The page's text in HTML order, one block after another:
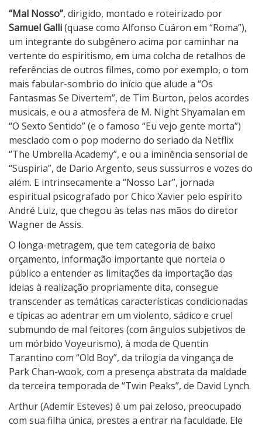
“Mal Nosso”, dirigido, montado e roteirizado por
Samuel Galli(quase como Alfonso Cuáron em “Roma”),
um integrante do subgênero acima por caminhar na
vertente do espiritismo, em uma colcha de retalhos de
referências de outros filmes, como por exemplo, o tom
mais fabular-sombrio do início que alude a “Os
Fantasmas Se Divertem”, de Tim Burton, pelos acordes
musicais, e ou a atmosfera de M. Night Shyamalan em
“O Sexto Sentido” (e o famoso “Eu vejo gente morta”)
mesclado com o pop moderno do seriado da Netflix
“The Umbrella Academy”, e ou a iminência sensorial de
“Suspiria”, de Dario Argento, seus sussurros e vozes do
além. E intrinsecamente a “Nosso Lar”, jornada
espiritual psicografado por Chico Xavier pelo espírito
André Luiz, que chegou às telas nas mãos do diretor
Wagner de Assis.
O longa-metragem, que tem categoria de baixo
orçamento, informação importante que norteia o
público a entender as limitações da importação das
ideias à realização propriamente dita, consegue
transcender as temáticas características condicionadas
e típicas ao adentrar em um violento, sádico e cruel
submundo de mal feitores (com ângulos subjetivos de
um mórbido Voyeurismo), à moda de Quentin
Tarantino com “Old Boy”, da trilogia da vingança de
Park Chan-wook, com a presença abstrata da maldade
da terceira temporada de “Twin Peaks”, de David Lynch.
Arthur (Ademir Esteves) é um pai zeloso, preocupado
com sua filha única, prestes a entrar na faculdade. Ele